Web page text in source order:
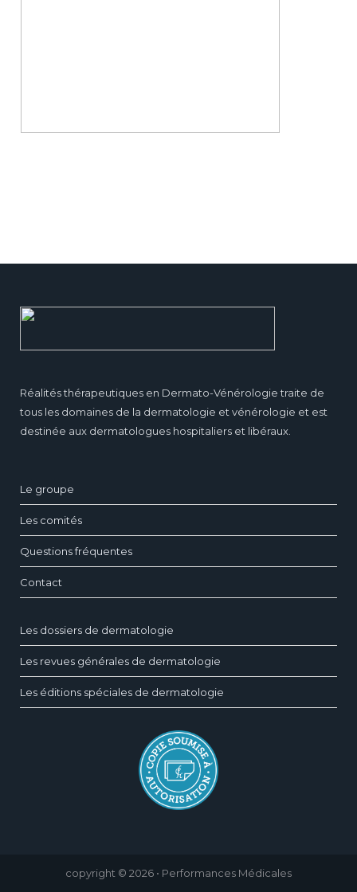
Réalités thérapeutiques en Dermato-Vénérologie traite de
tous les domaines de la dermatologie et vénérologie et est
destinée aux dermatologues hospitaliers et libéraux.
Le groupe
Les comités
Questions fréquentes
Contact
Les dossiers de dermatologie
Les revues générales de dermatologie
Les éditions spéciales de dermatologie
copyright © 2026 • Performances Médicales